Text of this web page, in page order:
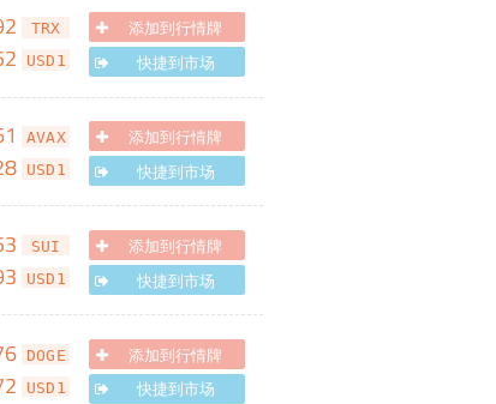
TRX
USD1
添加到行情牌
快捷到市场
AVAX
USD1
添加到行情牌
快捷到市场
SUI
USD1
添加到行情牌
快捷到市场
DOGE
USD1
添加到行情牌
快捷到市场